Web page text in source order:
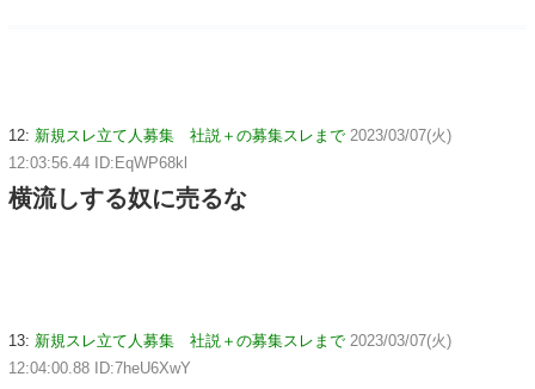
12: 新規スレ立て人募集 社説＋の募集スレまで 2023/03/07(火)
12:03:56.44 ID:EqWP68kl
横流しする奴に売るな
13: 新規スレ立て人募集 社説＋の募集スレまで 2023/03/07(火)
12:04:00.88 ID:7heU6XwY